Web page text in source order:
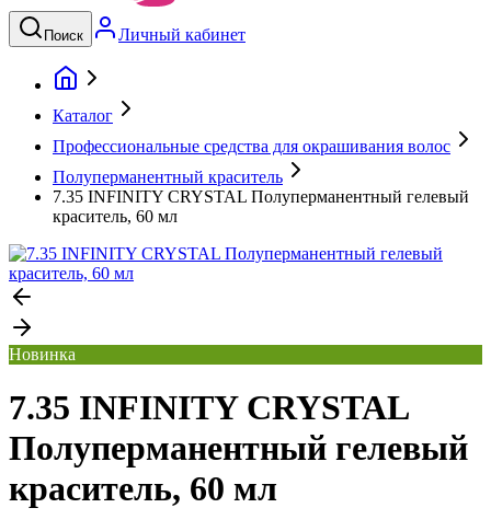
Поиск Личный кабинет
Каталог
Профессиональные средства для окрашивания волос
Полуперманентный краситель
7.35 INFINITY CRYSTAL Полуперманентный гелевый
краситель, 60 мл
Новинка
7.35 INFINITY CRYSTAL
Полуперманентный гелевый
краситель, 60 мл